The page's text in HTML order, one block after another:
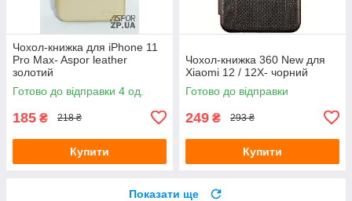
Чохол-книжка для iPhone 11
Pro Max- Aspor leather
золотий
Готово до відправки 4 од.
185 ₴ 218 ₴
Купити
Чохол-книжка 360 New для
Xiaomi 12 / 12X- чорний
Готово до відправки
249 ₴ 293 ₴
Купити
Показати ще